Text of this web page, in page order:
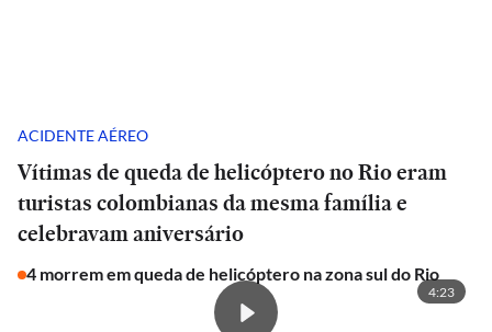
ACIDENTE AÉREO
Vítimas de queda de helicóptero no Rio eram
turistas colombianas da mesma família e
celebravam aniversário
4 morrem em queda de helicóptero na zona sul do Rio
4:23